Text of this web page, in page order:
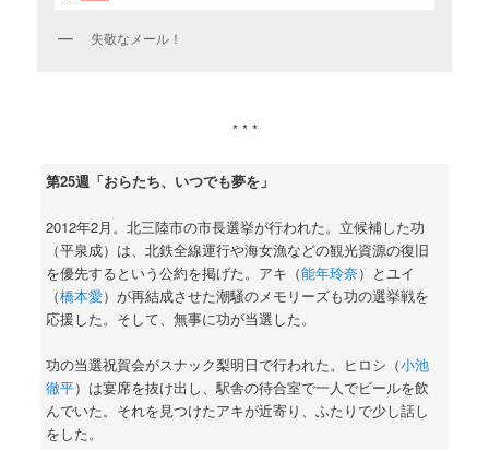
失敬なメール！
* * *
第25週「おらたち、いつでも夢を」
2012年2月。北三陸市の市長選挙が行われた。立候補した功
（平泉成）は、北鉄全線運行や海女漁などの観光資源の復旧
を優先するという公約を掲げた。アキ（能年玲奈）とユイ
（橋本愛）が再結成させた潮騒のメモリーズも功の選挙戦を
応援した。そして、無事に功が当選した。
功の当選祝賀会がスナック梨明日で行われた。ヒロシ（小池
徹平）は宴席を抜け出し、駅舎の待合室で一人でビールを飲
んでいた。それを見つけたアキが近寄り、ふたりで少し話し
をした。